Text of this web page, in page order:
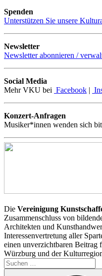
Spenden
Unterstützen Sie unsere
Newsletter
Newsletter abonnieren /
Social Media
Mehr VKU bei Facebook |
Konzert-Anfragen
Musiker*innen wenden sich
Die Vereinigung
Zusammenschluss von
Architekten und
Interessenvertretung aller
einen unverzichtbaren Beitrag
Würzburg und der
Suchen
nach: